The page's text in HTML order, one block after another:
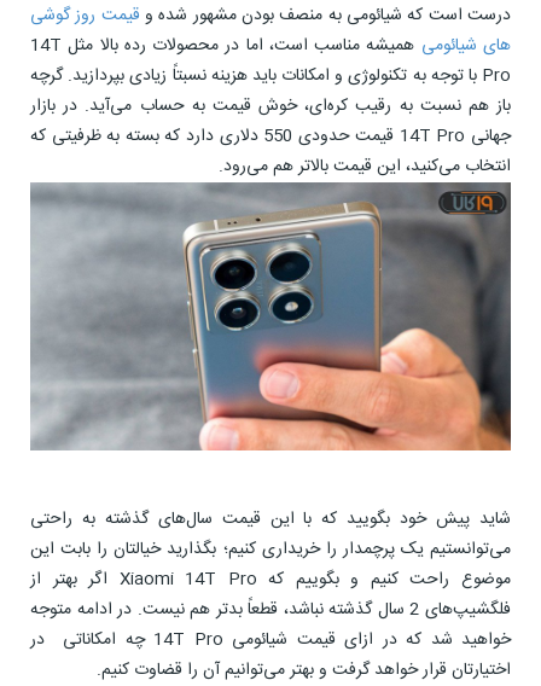
درست است که شیائومی به منصف بودن مشهور شده و قیمت روز گوشی
های شیائومی
همیشه مناسب است، اما در محصولات رده بالا مثل 14T
Pro با توجه به تکنولوژی و امکانات باید هزینه نسبتاً زیادی بپردازید. گرچه
باز هم نسبت به رقیب کره‌ای، خوش قیمت به حساب می‌آید. در بازار
جهانی 14T Pro قیمت حدودی 550 دلاری دارد که بسته به ظرفیتی که
انتخاب می‌کنید، این قیمت بالاتر هم می‌رود.
شاید پیش خود بگویید که با این قیمت سال‌های گذشته به راحتی
می‌توانستیم یک پرچمدار را خریداری کنیم؛ بگذارید خیالتان را بابت این
موضوع راحت کنیم و بگوییم که Xiaomi 14T Pro اگر بهتر از
فلگشیپ‌های 2 سال گذشته نباشد، قطعاً بدتر هم نیست. در ادامه متوجه
خواهید شد که در ازای قیمت شیائومی 14T Pro چه امکاناتی در
اختیارتان قرار خواهد گرفت و بهتر می‌توانیم آن را قضاوت کنیم.